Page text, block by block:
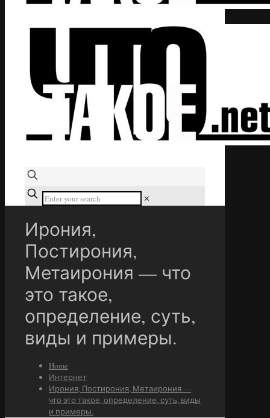
✕
Ирония,
Постирония,
Метаирония — что
это такое,
определение, суть,
виды и примеры.
Home
Интернет
Ирония, Постирония, Метаирония —
что это такое, определение, суть, виды
и примеры.